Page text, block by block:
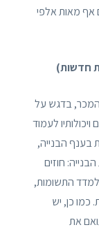
אף מאות אלפי
המכר, בדגש על
לעמוד
בענף הבנייה,
חוזים
התשומות,
כמו כן, יש
את